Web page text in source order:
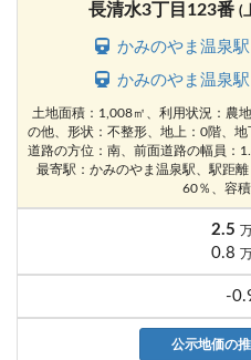
長清水3丁目123番 (
かみのやま温泉駅
かみのやま温泉
土地面積：1,008㎡、利用状況：農
の他、形状：不整形、地上：0階、
道路の方位：南、前面道路の幅員：
最寄駅：かみのやま温泉駅、駅距
60％、容
2.5
0.8
-
公示地価の